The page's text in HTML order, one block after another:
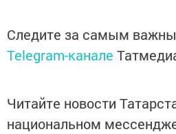
Следите за самым
Telegram-канале
Читайте новости
национальном